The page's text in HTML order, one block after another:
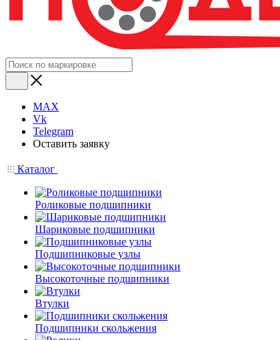
MAX
Vk
Telegram
Оставить заявку
Каталог
Роликовые подшипники
Шариковые подшипники
Подшипниковые узлы
Высокоточные подшипники
Втулки
Подшипники скольжения